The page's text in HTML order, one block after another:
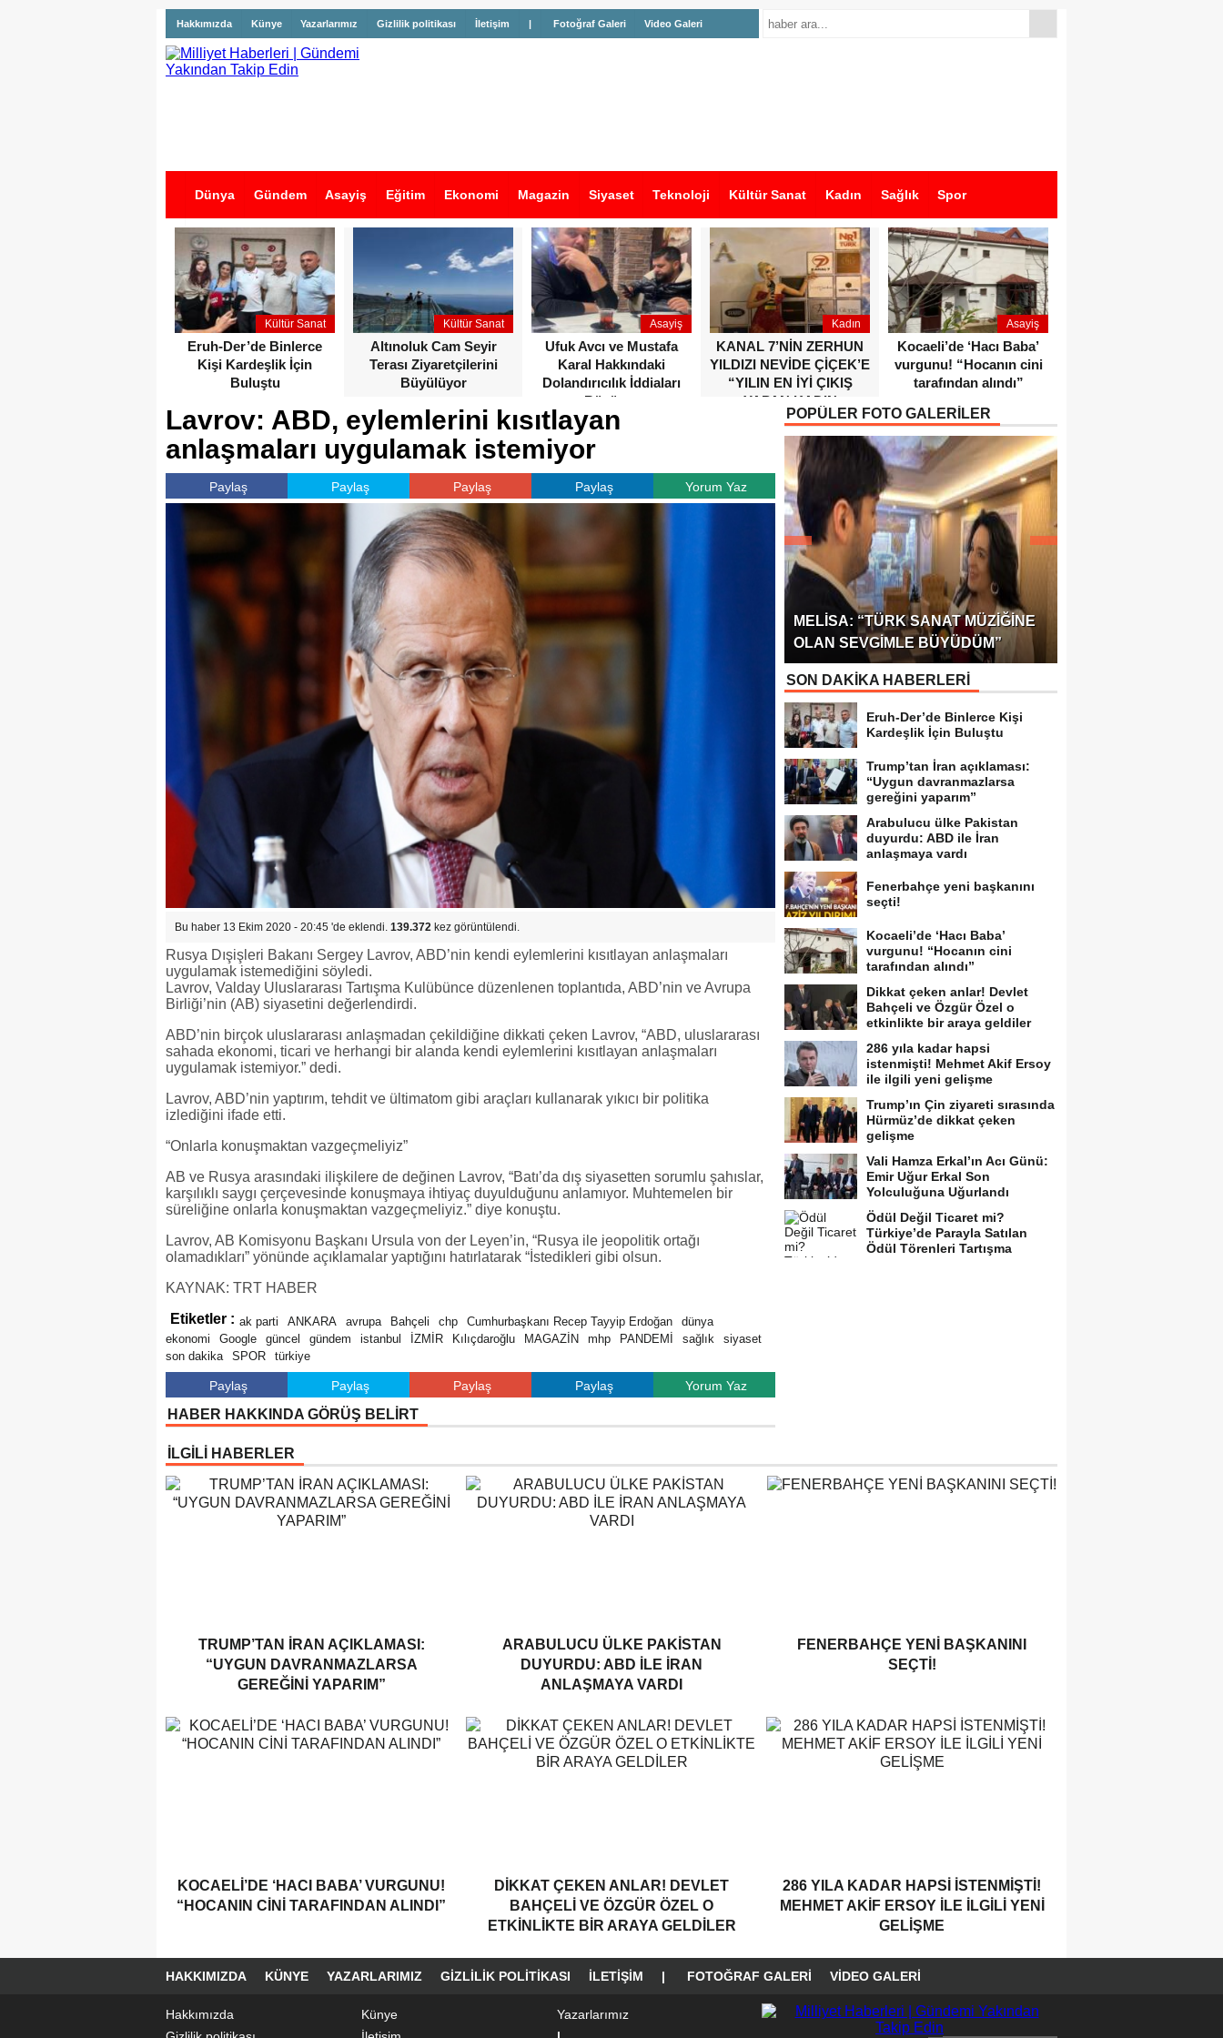
Hakkımızda Künye Yazarlarımız Gizlilik politikası İletişim | Fotoğraf Galeri Video Galeri
Dünya Gündem Asayiş Eğitim Ekonomi Magazin Siyaset Teknoloji Kültür Sanat Kadın Sağlık Spor
İş İlanları
Kültür Sanat
Eruh-Der’de Binlerce
Kişi Kardeşlik İçin
Buluştu
Kültür Sanat
Altınoluk Cam Seyir
Terası Ziyaretçilerini
Büyülüyor
Asayiş
Ufuk Avcı ve Mustafa
Karal Hakkındaki
Dolandırıcılık İddiaları
Büyüyor
Kadın
KANAL 7’NİN ZERHUN
YILDIZI NEVİDE ÇİÇEK’E
“YILIN EN İYİ ÇIKIŞ
YAPAN KADIN
OYUNCUSU” ÖDÜLÜ!
Asayiş
Kocaeli’de ‘Hacı Baba’
vurgunu! “Hocanın cini
tarafından alındı”
Lavrov: ABD, eylemlerini kısıtlayan
anlaşmaları uygulamak istemiyor
Paylaş Paylaş Paylaş Paylaş Yorum Yaz
Bu haber 13 Ekim 2020 - 20:45 'de eklendi. 139.372 kez görüntülendi.
Rusya Dışişleri Bakanı Sergey Lavrov, ABD’nin kendi eylemlerini kısıtlayan anlaşmaları
uygulamak istemediğini söyledi.
Lavrov, Valday Uluslararası Tartışma Kulübünce düzenlenen toplantıda, ABD’nin ve Avrupa
Birliği’nin (AB) siyasetini değerlendirdi.
ABD’nin birçok uluslararası anlaşmadan çekildiğine dikkati çeken Lavrov, “ABD, uluslararası
sahada ekonomi, ticari ve herhangi bir alanda kendi eylemlerini kısıtlayan anlaşmaları
uygulamak istemiyor.” dedi.
Lavrov, ABD’nin yaptırım, tehdit ve ültimatom gibi araçları kullanarak yıkıcı bir politika
izlediğini ifade etti.
“Onlarla konuşmaktan vazgeçmeliyiz”
AB ve Rusya arasındaki ilişkilere de değinen Lavrov, “Batı’da dış siyasetten sorumlu şahıslar,
karşılıklı saygı çerçevesinde konuşmaya ihtiyaç duyulduğunu anlamıyor. Muhtemelen bir
süreliğine onlarla konuşmaktan vazgeçmeliyiz.” diye konuştu.
Lavrov, AB Komisyonu Başkanı Ursula von der Leyen’in, “Rusya ile jeopolitik ortağı
olamadıkları” yönünde açıklamalar yaptığını hatırlatarak “İstedikleri gibi olsun.
KAYNAK: TRT HABER
Etiketler : ak parti ANKARA avrupa Bahçeli chp Cumhurbaşkanı Recep Tayyip Erdoğan
dünya
ekonomi
Google güncel gündem istanbul İZMİR Kılıçdaroğlu MAGAZİN mhp PANDEMİ sağlık
siyaset
son dakika
SPOR türkiye
Paylaş Paylaş Paylaş Paylaş Yorum Yaz
HABER HAKKINDA GÖRÜŞ BELİRT
POPÜLER FOTO GALERİLER
MELISA: “TÜRK SANAT MÜZIĞINE
OLAN SEVGIMLE BÜYÜDÜM”
SON DAKİKA HABERLERİ
Eruh-Der’de Binlerce Kişi
Kardeşlik İçin Buluştu
Trump’tan İran açıklaması:
“Uygun davranmazlarsa
gereğini yaparım”
Arabulucu ülke Pakistan
duyurdu: ABD ile İran
anlaşmaya vardı
Fenerbahçe yeni başkanını
seçti!
Kocaeli’de ‘Hacı Baba’
vurgunu! “Hocanın cini
tarafından alındı”
Dikkat çeken anlar! Devlet
Bahçeli ve Özgür Özel o
etkinlikte bir araya geldiler
286 yıla kadar hapsi
istenmişti! Mehmet Akif Ersoy
ile ilgili yeni gelişme
Trump’ın Çin ziyareti sırasında
Hürmüz’de dikkat çeken
gelişme
Vali Hamza Erkal’ın Acı Günü:
Emir Uğur Erkal Son
Yolculuğuna Uğurlandı
Ödül Değil Ticaret mi?
Türkiye’de Parayla Satılan
Ödül Törenleri Tartışma
İLGİLİ HABERLER
TRUMP’TAN İRAN AÇIKLAMASI:
“UYGUN DAVRANMAZLARSA
GEREĞINI YAPARIM”
ARABULUCU ÜLKE PAKISTAN
DUYURDU: ABD ILE İRAN
ANLAŞMAYA VARDI
FENERBAHÇE YENI BAŞKANINI
SEÇTI!
KOCAELI’DE ‘HACI BABA’ VURGUNU!
“HOCANIN CINI TARAFINDAN ALINDI”
DIKKAT ÇEKEN ANLAR! DEVLET
BAHÇELI VE ÖZGÜR ÖZEL O
ETKINLIKTE BIR ARAYA GELDILER
286 YILA KADAR HAPSI ISTENMIŞTI!
MEHMET AKIF ERSOY ILE ILGILI YENI
GELIŞME
HAKKIMIZDA KÜNYE YAZARLARIMIZ GIZLILIK POLITIKASI İLETIŞIM | FOTOĞRAF GALERI VIDEO GALERI
Hakkımızda Künye
Yazarlarımız